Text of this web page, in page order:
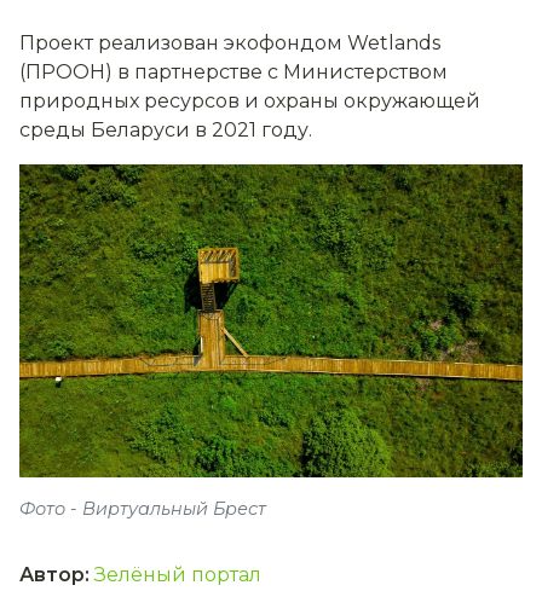
Проект реализован экофондом Wetlands
(ПРООН) в партнерстве с Министерством
природных ресурсов и охраны окружающей
среды Беларуси в 2021 году.
Фото - Виртуальный Брест
Автор: Зелёный портал